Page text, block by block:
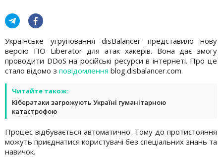
Українське угруповання disBalancer представило нову
версію ПО Liberator для атак хакерів. Вона дає змогу
проводити DDoS на російські ресурси в інтернеті. Про це
стало відомо з повідомлення blog.disbalancer.com.
Читайте також:
Кібератаки загрожують Україні гуманітарною
катастрофою
Процес відбувається автоматично. Тому до протистояння
можуть приєднатися користувачі без спеціальних знань та
навичок.